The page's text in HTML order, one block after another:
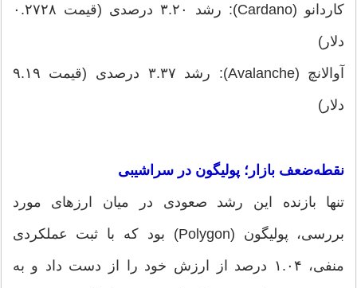
کاردانو (Cardano): رشد ۳.۲۰ درصدی (قیمت ۰.۲۷۲۸
دلار)
آوالانچ (Avalanche): رشد ۳.۳۷ درصدی (قیمت ۹.۱۹
دلار)
نقطه‌ضعف بازار؛ پولیگون در سراشیبی
تنها بازنده این رشد صعودی در میان ارزهای مورد
بررسی، پولیگون (Polygon) بود که با ثبت عملکردی
منفی، ۱.۰۴ درصد از ارزش خود را از دست داد و به